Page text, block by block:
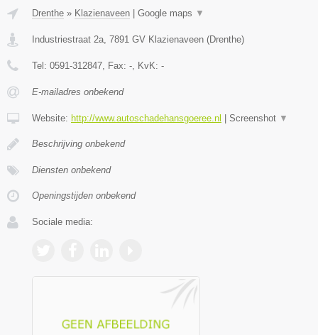
Drenthe » Klazienaveen Google maps ▼
Industriestraat 2a 7891 GV Klazienaveen (Drenthe)
Tel: 0591-312847 , Fax: - , KvK: -
E-mailadres onbekend
Website: http://www.autoschadehansgoeree.nl Screenshot ▼
Beschrijving onbekend
Diensten onbekend
Openingstijden onbekend
Sociale media: